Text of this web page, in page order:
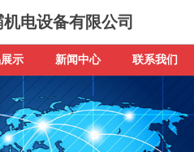
电设备有限公司
示 新闻中心 联系我们